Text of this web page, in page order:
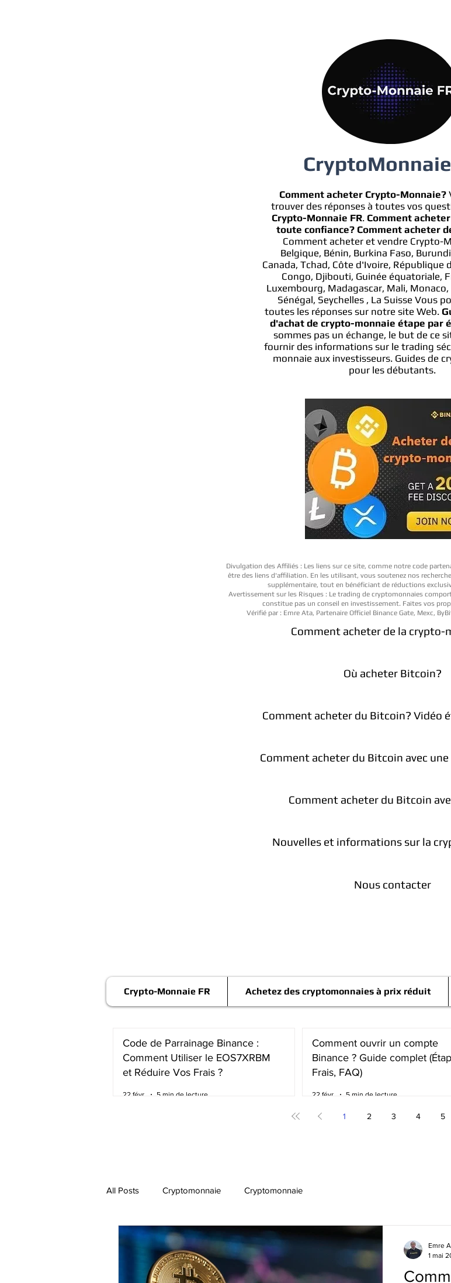
Comment acheter Crypto-Monnaie?
trouver des réponses à toutes vos
Crypto-Monnaie FR. Comment
toute confiance? Comment acheter
Comment acheter et vendre Crypto-
Belgique, Bénin, Burkina Faso,
Canada, Tchad, Côte d'Ivoire, République
Congo, Djibouti, Guinée équatoriale,
Luxembourg, Madagascar, Mali, Monaco,
Sénégal, Seychelles , La Suisse Vous
toutes les réponses sur notre site Web.
d'achat de crypto-monnaie étape par
sommes pas un échange, le but de ce
fournir des informations sur le trading
monnaie aux investisseurs. Guides de
pour les débutants.
Divulgation des Affiliés : Les liens sur ce site, comme notre code
être des liens d'affiliation. En les utilisant, vous soutenez nos
supplémentaire, tout en bénéficiant de réductions
Avertissement sur les Risques : Le trading de cryptomonnaies
constitue pas un conseil en investissement. Faites vos
Vérifié par : Emre Ata, Partenaire Officiel Binance Gate, Mexc,
Comment acheter de la crypto-
Où acheter Bitcoin?
Comment acheter du Bitcoin? Vidéo
Comment acheter du Bitcoin avec
Comment acheter du Bitcoin
Nouvelles et informations sur la
Nous contacter
Crypto-Monnaie FR Achetez des cryptomonnaies à prix réduit
Code de Parrainage Binance :
Comment Utiliser le EOS7XRBM
et Réduire Vos Frais ?
22 févr. 5 min de lecture
Comment ouvrir un compte
Binance ? Guide complet
Frais, FAQ)
22 févr. 5 min de lecture
1 2 3 4 5
All Posts Cryptomonnaie Cryptomonnaie
Emre
1 mai